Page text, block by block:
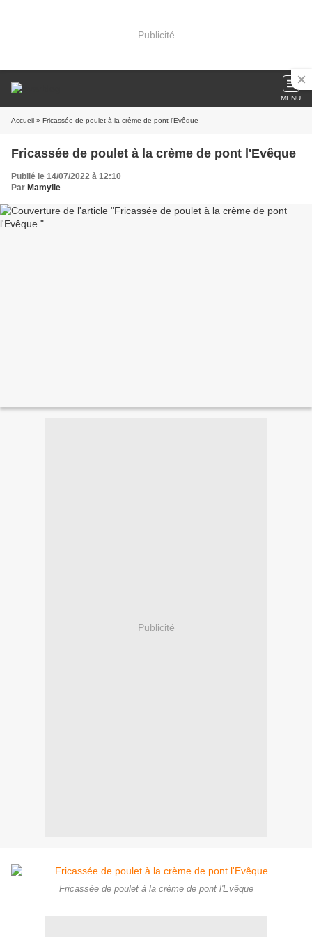
Publicité
MENU
Accueil » Fricassée de poulet à la crème de pont l'Evêque
Fricassée de poulet à la crème de pont l'Evêque
Publié le 14/07/2022 à 12:10
Par Mamylie
Publicité
Fricassée de poulet à la crème de pont l'Evêque